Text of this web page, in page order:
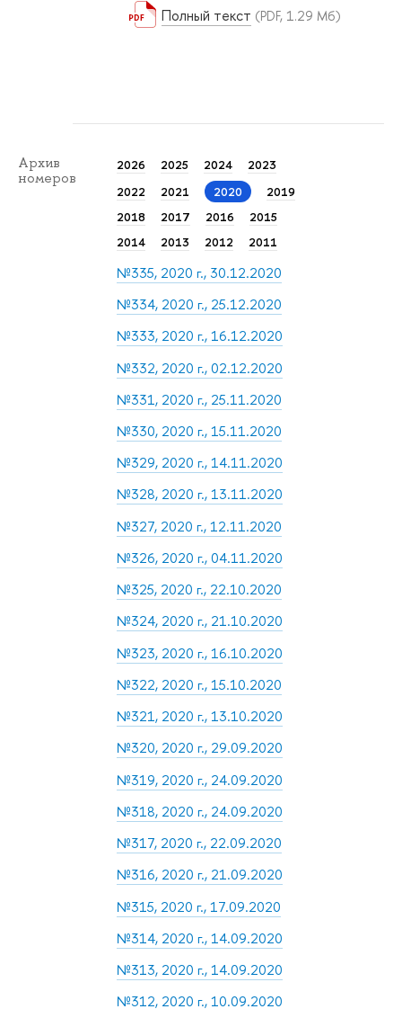
Полный текст (PDF, 1.29 Мб)
Архив
номеров
2026 2025 2024
2023
2022
2021 2020
2019
2018
2017 2016
2015
2014
2013 2012 2011
№335, 2020 г., 30.12.2020
№334, 2020 г., 25.12.2020
№333, 2020 г., 16.12.2020
№332, 2020 г., 02.12.2020
№331, 2020 г., 25.11.2020
№330, 2020 г., 15.11.2020
№329, 2020 г., 14.11.2020
№328, 2020 г., 13.11.2020
№327, 2020 г., 12.11.2020
№326, 2020 г., 04.11.2020
№325, 2020 г., 22.10.2020
№324, 2020 г., 21.10.2020
№323, 2020 г., 16.10.2020
№322, 2020 г., 15.10.2020
№321, 2020 г., 13.10.2020
№320, 2020 г., 29.09.2020
№319, 2020 г., 24.09.2020
№318, 2020 г., 24.09.2020
№317, 2020 г., 22.09.2020
№316, 2020 г., 21.09.2020
№315, 2020 г., 17.09.2020
№314, 2020 г., 14.09.2020
№313, 2020 г., 14.09.2020
№312, 2020 г., 10.09.2020